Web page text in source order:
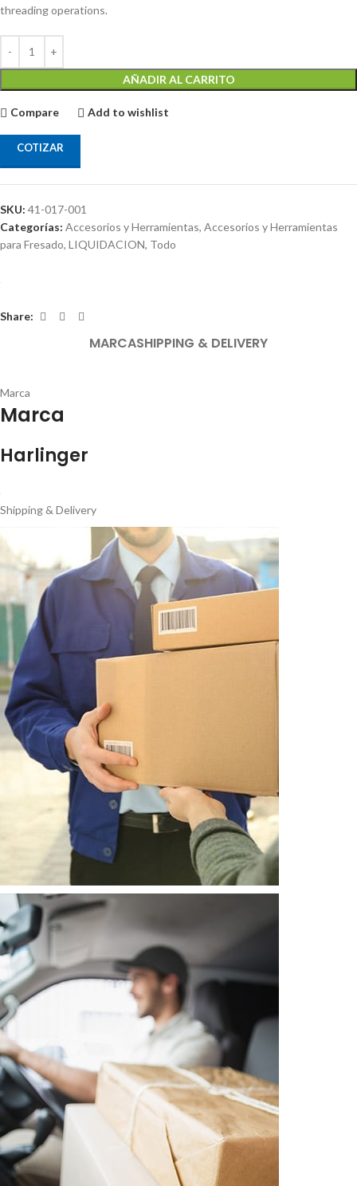
threading operations.
AÑADIR AL CARRITO
Compare Add to wishlist
COTIZAR
SKU: 41-017-001
Categorías: Accesorios y Herramientas, Accesorios y Herramientas
para Fresado, LIQUIDACION, Todo
Share:
MARCASHIPPING & DELIVERY
Marca
Marca
Harlinger
Shipping & Delivery